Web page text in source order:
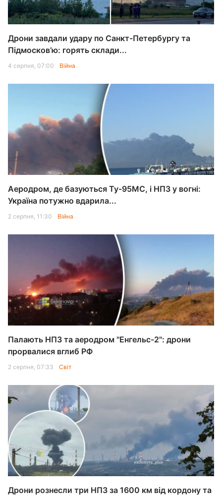
Дрони завдали удару по Санкт-Петербургу та
Підмосков’ю: горять склади...
4 серпня, 07:00 Війна
Аеродром, де базуються Ту-95МС, і НПЗ у вогні:
Україна потужно вдарила...
2 серпня, 11:30 Війна
Палають НПЗ та аеродром "Енгельс-2": дрони
прорвалися вглиб РФ
2 серпня, 07:33 Світ
Дрони рознесли три НПЗ за 1600 км від кордону та